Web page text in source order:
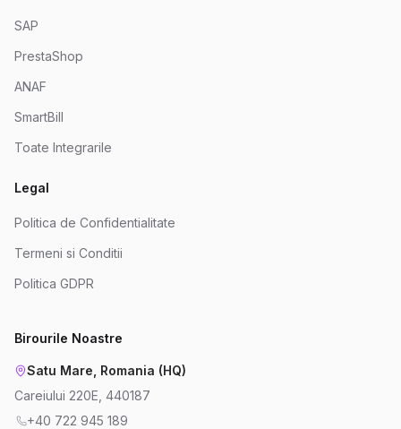
SAP
PrestaShop
ANAF
SmartBill
Toate Integrarile
Legal
Politica de Confidentialitate
Termeni si Conditii
Politica GDPR
Birourile Noastre
Satu Mare, Romania (HQ)
Careiului 220E, 440187
+40 722 945 189